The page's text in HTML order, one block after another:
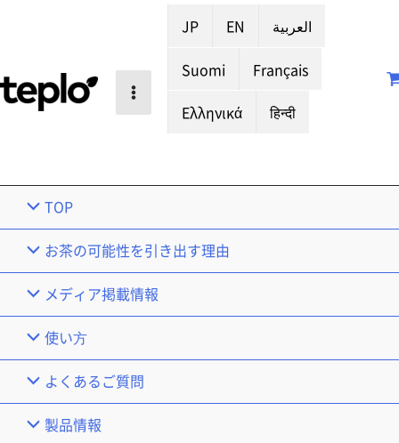
JP EN العربية
Suomi Français
Ελληνικά हिन्दी
TOP
お茶の可能性を引き出す理由
メディア掲載情報
使い⽅
よくあるご質問
製品情報